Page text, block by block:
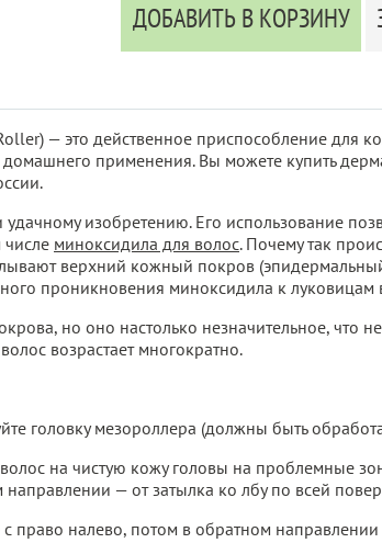
ДОБАВИТЬ В КОРЗИНУ
— это действенное приспособление для
применения. Вы можете купить
изобретению. Его использование
миноксидила для волос. Почему так
верхний кожный покров
проникновения миноксидила к луковицам
но оно настолько незначительное, что
возрастает многократно.
головку мезороллера (должны быть
на чистую кожу головы на проблемные
— от затылка ко лбу по всей
налево, потом в обратном